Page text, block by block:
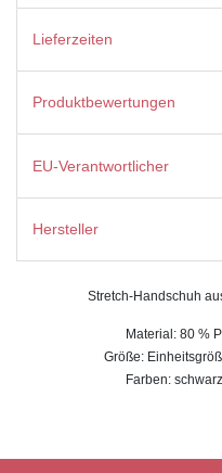
Lieferzeiten
Produktbewertungen
EU-Verantwortlicher
Hersteller
Stretch-Handschuh
Material: 80 %
Größe:
Farben: